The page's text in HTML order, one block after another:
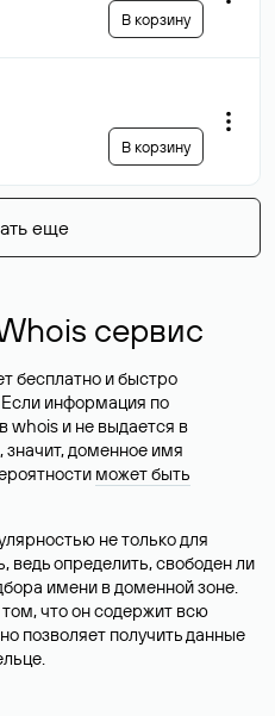
В корзину
В корзину
еще
сервис
бесплатно и быстро
информация по
whois и не выдается в
значит, доменное имя
может быть
не только для
ведь определить, свободен ли
имени в доменной зоне.
что он содержит всю
позволяет получить данные